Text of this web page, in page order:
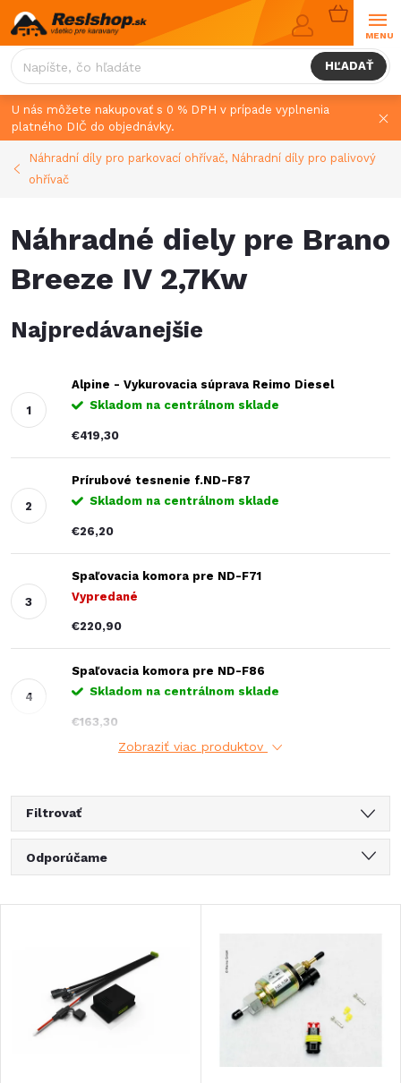
Prejsť
na
obsah
HĽADAŤ
KOŠÍK
U nás môžete nakupovať s 0 % DPH v prípade vyplnenia
platného DIČ do objednávky.
Náhradní díly pro parkovací ohřívač, Náhradní díly pro palivový
ohřívač
Náhradné diely pre Brano
Breeze IV 2,7Kw
Najpredávanejšie
Alpine - Vykurovacia súprava Reimo Diesel
Skladom na centrálnom sklade
€419,30
Prírubové tesnenie f.ND-F87
Skladom na centrálnom sklade
€26,20
Spaľovacia komora pre ND-F71
Vypredané
€220,90
Spaľovacia komora pre ND-F86
Skladom na centrálnom sklade
€163,30
Zobraziť viac produktov
Filtrovať
R
a
Odporúčame
Najpredávanejšie
Abecedne